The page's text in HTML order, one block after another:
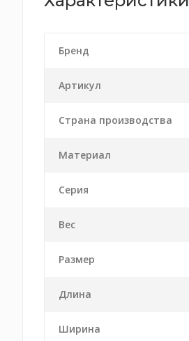
Бренд
Артикул
Страна производства
Материал
Серия
Вес
Размер
Длина
Ширина